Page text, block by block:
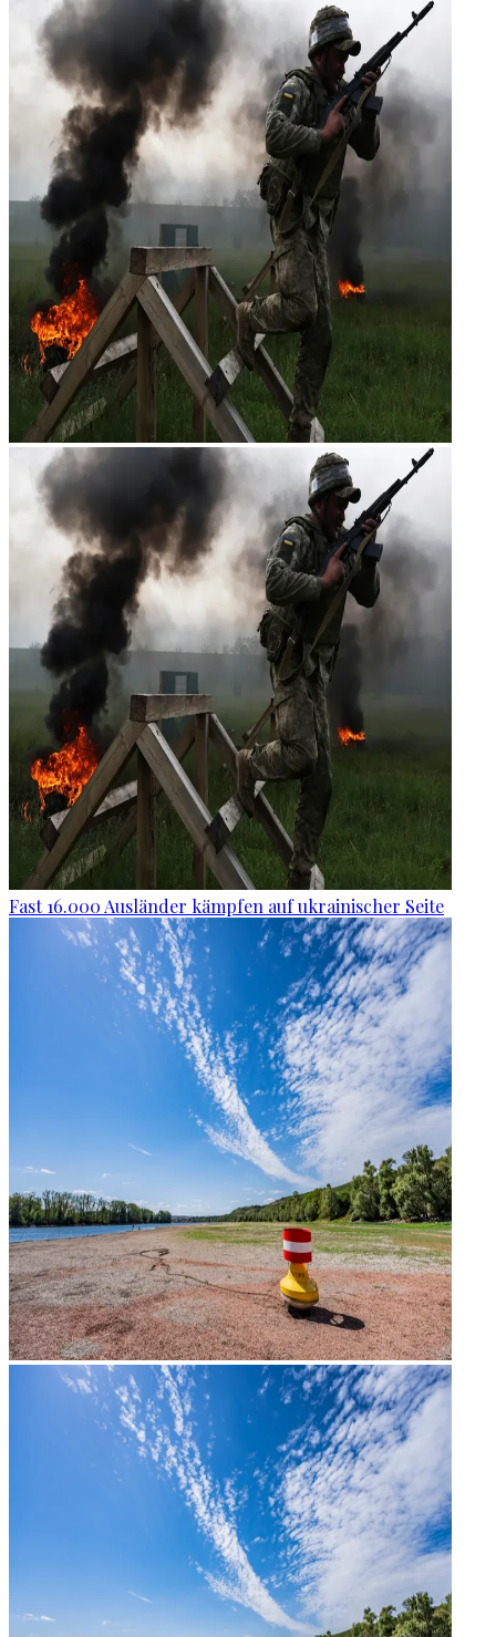
Fast 16.000 Ausländer kämpfen auf ukrainischer Seite